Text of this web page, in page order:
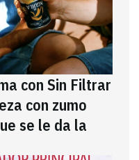
con Sin Filtrar
con zumo
se le da la